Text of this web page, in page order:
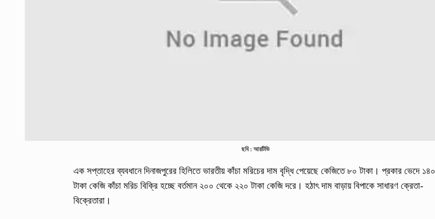
ছবি : আরটিভি
এক সপ্তাহের ব্যবধানে দিনাজপুরের হিলিতে ভারতীয় কাঁচা মরিচের দাম বৃদ্ধি পেয়েছে কেজিতে ৮০ টাকা। প্রকার ভেদে ১৪০
টাকা কেজি কাঁচা মরিচ বিক্রি হচ্ছে বর্তমান ২০০ থেকে ২২০ টাকা কেজি দরে। হঠাৎ দাম বাড়ায় বিপাকে সাধারণ ক্রেতা-
বিক্রেতারা।